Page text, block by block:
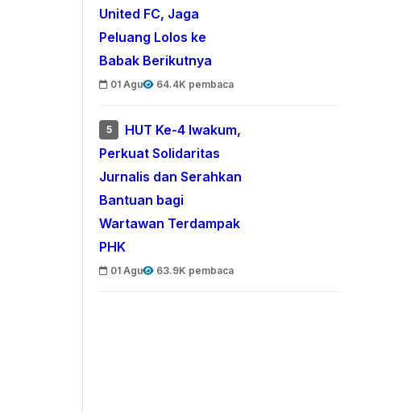
United FC, Jaga
Peluang Lolos ke
Babak Berikutnya
01 Agu 64.4K pembaca
5
HUT Ke-4 Iwakum,
Perkuat Solidaritas
Jurnalis dan Serahkan
Bantuan bagi
Wartawan Terdampak
PHK
01 Agu 63.9K pembaca